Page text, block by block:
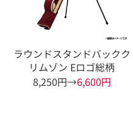
ラウンドスタンドバックク
リムゾン Eロゴ総柄
8,250円→6,600円